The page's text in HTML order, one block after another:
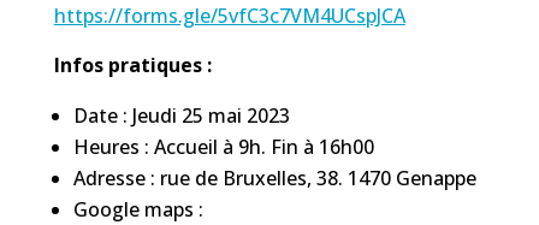
https://forms.gle/5vfC3c7VM4UCspJCA
Infos pratiques :
Date : Jeudi 25 mai 2023
Heures : Accueil à 9h. Fin à 16h00
Adresse : rue de Bruxelles, 38. 1470 Genappe
Google maps :